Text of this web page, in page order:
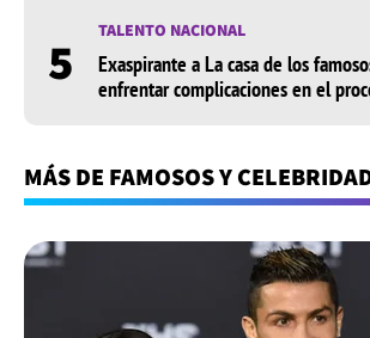
5 TALENTO NACIONAL
Exaspirante a La casa de los
enfrentar complicaciones en el
MÁS DE FAMOSOS Y